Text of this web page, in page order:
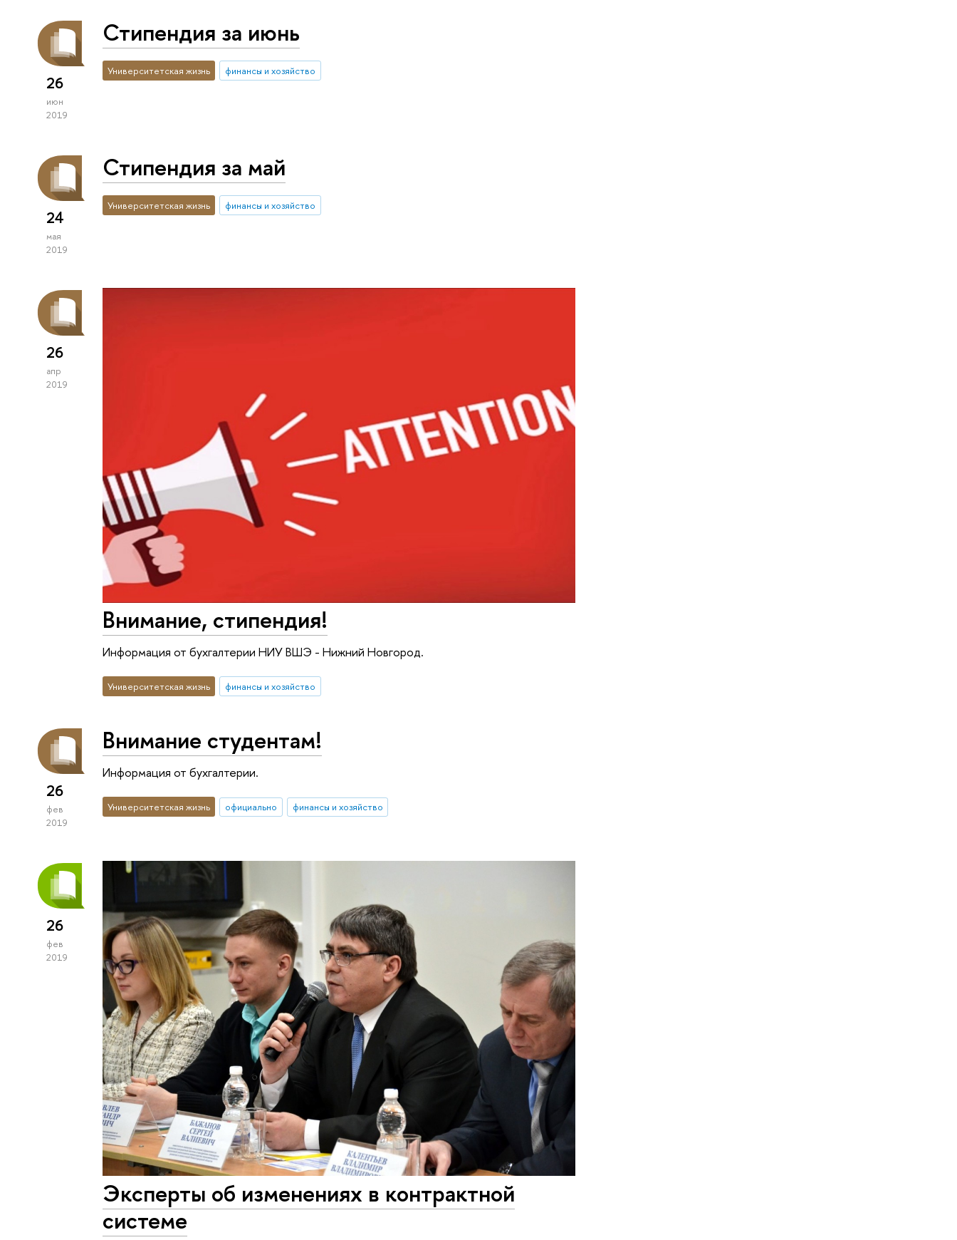
26
июн
2019
Стипендия за июнь
Университетская жизнь финансы и хозяйство
24
мая
2019
Стипендия за май
Университетская жизнь финансы и хозяйство
26
апр
2019
Внимание, стипендия!
Информация от бухгалтерии НИУ ВШЭ - Нижний Новгород.
Университетская жизнь финансы и хозяйство
26
фев
2019
Внимание студентам!
Информация от бухгалтерии.
Университетская жизнь официально финансы и хозяйство
26
фев
2019
Эксперты об изменениях в контрактной
системе